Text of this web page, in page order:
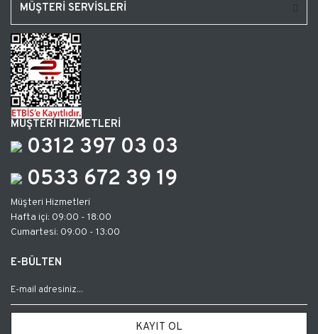
MÜŞTERİ SERVİSLERİ
MÜŞTERİ HİZMETLERİ
0312 397 03 03
0533 672 39 19
Müşteri Hizmetleri
Hafta içi: 09:00 - 18:00
Cumartesi: 09:00 - 13:00
E-BÜLTEN
KAYIT OL